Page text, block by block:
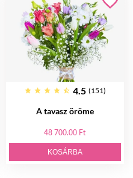
4.5 (151)
A tavasz öröme
48 700.00 Ft
KOSÁRBA